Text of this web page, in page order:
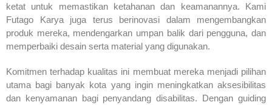
ketat untuk memastikan ketahanan dan keamanannya. Kami
Futago Karya juga terus berinovasi dalam mengembangkan
produk mereka, mendengarkan umpan balik dari pengguna, dan
memperbaiki desain serta material yang digunakan.
Komitmen terhadap kualitas ini membuat mereka menjadi pilihan
utama bagi banyak kota yang ingin meningkatkan aksesibilitas
dan kenyamanan bagi penyandang disabilitas. Dengan guiding